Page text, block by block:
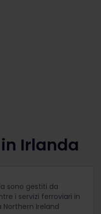
Irlanda
sono gestiti da
i servizi ferroviari in
Northern Ireland